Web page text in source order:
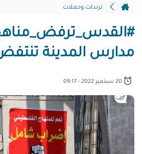
ترندات وحملات
مدارس المدينة